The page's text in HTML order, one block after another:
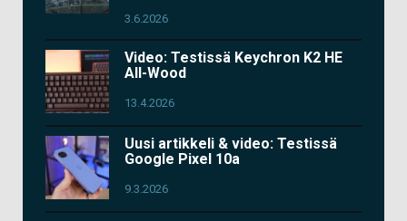
3.6.2026
Video: Testissä Keychron K2 HE
All-Wood
13.4.2026
Uusi artikkeli & video: Testissä
Google Pixel 10a
9.3.2026